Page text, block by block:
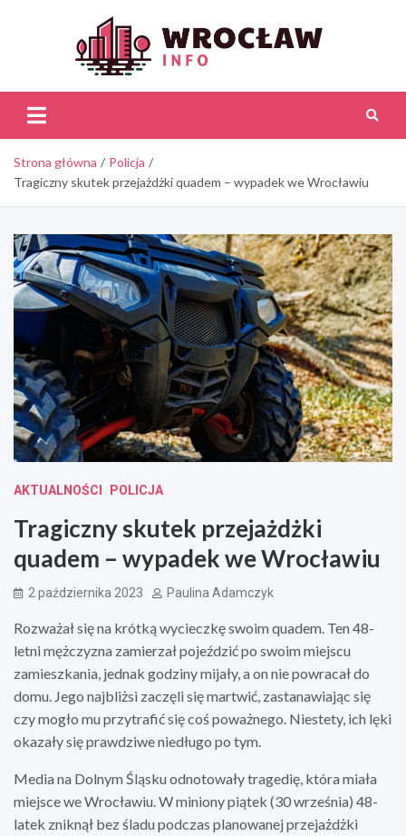
Strona główna
Policja
Tragiczny skutek przejażdżki quadem – wypadek we Wrocławiu
AKTUALNOŚCI POLICJA
Tragiczny skutek przejażdżki
quadem – wypadek we Wrocławiu
2 października 2023 Paulina Adamczyk
Rozważał się na krótką wycieczkę swoim quadem. Ten 48-
letni mężczyzna zamierzał pojeździć po swoim miejscu
zamieszkania, jednak godziny mijały, a on nie powracał do
domu. Jego najbliżsi zaczęli się martwić, zastanawiając się
czy mogło mu przytrafić się coś poważnego. Niestety, ich lęki
okazały się prawdziwe niedługo po tym.
Media na Dolnym Śląsku odnotowały tragedię, która miała
miejsce we Wrocławiu. W miniony piątek (30 września) 48-
latek zniknął bez śladu podczas planowanej przejażdżki